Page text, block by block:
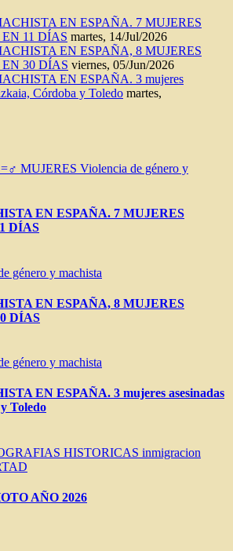
EN ESPAÑA. 7 MUJERES
11 DÍAS martes, 14/Jul/2026
EN ESPAÑA, 8 MUJERES
30 DÍAS viernes, 05/Jun/2026
EN ESPAÑA. 3 mujeres
Córdoba y Toledo martes,
MUJERES Violencia de género y
EN ESPAÑA. 7 MUJERES
DÍAS
género y machista
EN ESPAÑA, 8 MUJERES
DÍAS
género y machista
EN ESPAÑA. 3 mujeres asesinadas
Toledo
HISTORICAS inmigracion
AÑO 2026